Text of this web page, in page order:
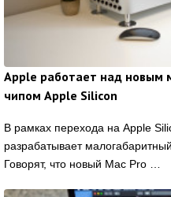
Apple работает над новым
чипом Apple Silicon
В рамках перехода на Apple
разрабатывает
Говорят, что новый Mac Pro …